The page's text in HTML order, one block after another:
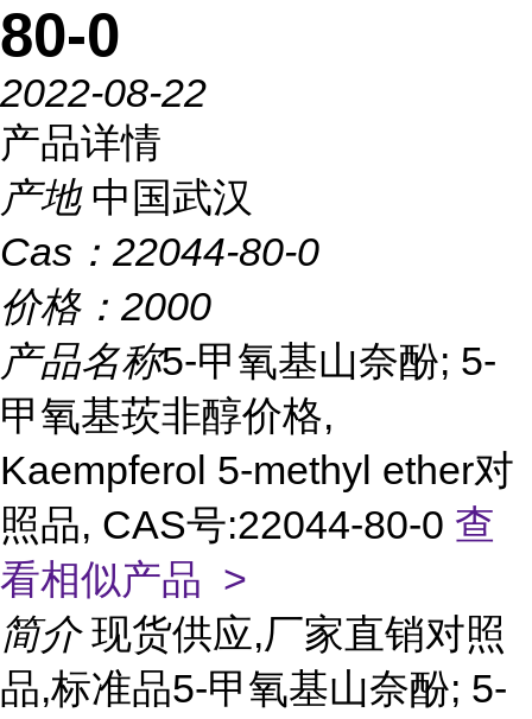
80-0
2022-08-22
产品详情
产地 中国武汉
Cas： 22044-80-0
价格： 2000
产品名称5-甲氧基山奈酚; 5-
甲氧基莰非醇价格,
Kaempferol 5-methyl ether对
照品, CAS号:22044-80-0 查
看相似产品 >
简介 现货供应,厂家直销对照
品,标准品5-甲氧基山奈酚; 5-